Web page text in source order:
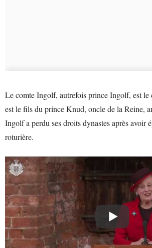
Le comte Ingolf, autrefois prince Ingolf, est le
est le fils du prince Knud, oncle de la Reine,
Ingolf a perdu ses droits dynastes après avoir
roturière.